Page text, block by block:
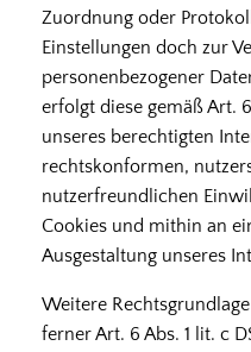
Zuordnung oder
Einstellungen doch zur
personenbezogener
erfolgt diese gemäß Art.
unseres berechtigten
rechtskonformen,
nutzerfreundlichen
Cookies und mithin an
Ausgestaltung unseres
Weitere
ferner Art. 6 Abs. 1 lit. c